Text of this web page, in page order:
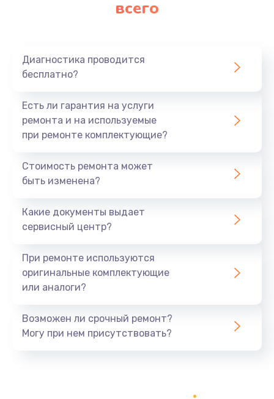
всего
Диагностика проводится
бесплатно?
Есть ли гарантия на услуги
ремонта и на используемые
при ремонте комплектующие?
Стоимость ремонта может
быть изменена?
Какие документы выдает
сервисный центр?
При ремонте используются
оригинальные комплектующие
или аналоги?
Возможен ли срочный ремонт?
Могу при нем присутствовать?